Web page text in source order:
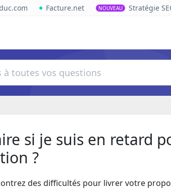
Facture.net NOUVEAU Stratégie
si je suis en retard
?
des difficultés pour livrer votre